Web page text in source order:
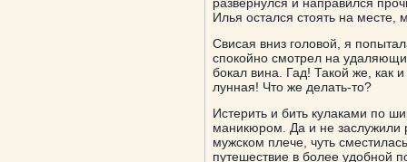
Илья остался стоять на
Свисая вниз головой, я
спокойно смотрел на
бокал вина. Гад! Такой же, как
лунная! Что же делать-то?
Истерить и бить кулаками по
маникюром. Да и не заслужили
мужском плече, чуть
путешествие в более удобной